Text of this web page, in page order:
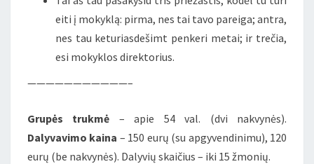
eiti į mokyklą: pirma, nes tai tavo pareiga; antra,
nes tau keturiasdešimt penkeri metai; ir trečia,
esi mokyklos direktorius.
———————————–
Grupės trukmė – apie 54 val. (dvi nakvynės).
Dalyvavimo kaina – 150 eurų (su apgyvendinimu), 120
eurų (be nakvynės). Dalyvių skaičius – iki 15 žmonių.